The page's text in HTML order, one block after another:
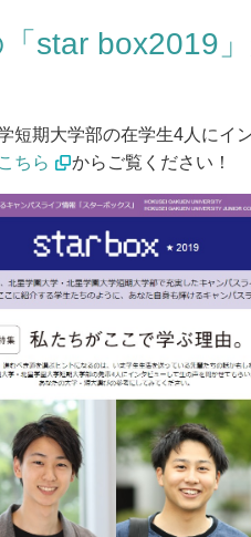
入試情報
出願の流れ
入学者選抜の予告
入学試験日程
入学試験要項 [大
合格発表
入試Q&A
昨年度の入試結
求める学生像（
リシー）
star box2019
短期大学部の在学生4人にイ
こちら からご覧ください！